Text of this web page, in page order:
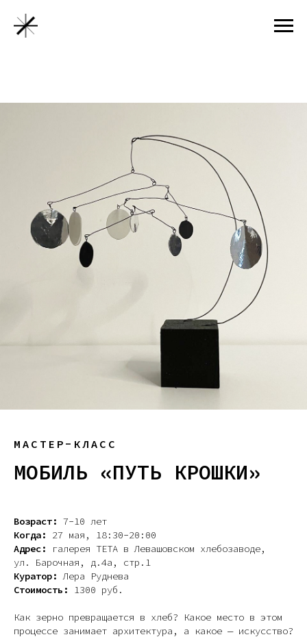
МАСТЕР-КЛАСС
МОБИЛЬ «ПУТЬ КРОШКИ»
Возраст: 7−10 лет
Когда:
27 мая, 18:30−20:00
Адрес:
галерея ТЕТА в Левашовском хлебозаводе,
ул. Барочная, д.4а, стр.1
Куратор:
Лера Руднева
Стоимость:
1300 руб.
Как зерно превращается в хлеб? Какое место в этом
процессе занимает архитектура, а какое — искусство?